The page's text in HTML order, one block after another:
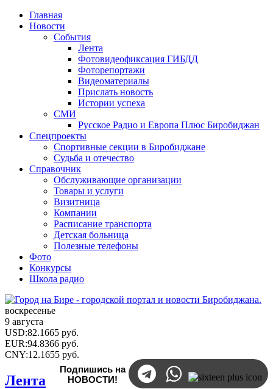
Главная
Новости
События
Лента
Фотовидеофиксация ГИБДД
Фоторепортажи
Видеоматериалы
Прислать новость
Истории успеха
СМИ
Русское Радио и Европа Плюс Биробиджан
Спецпроекты
Спортивные секции в Биробиджане
Судьба и отечество
Справочник
Обслуживающие организации
Товары и услуги
Визитница
Компании
Расписание транспорта
Детская больница
Полезные телефоны
Фото
Конкурсы
Школа радио
воскресенье
9 августа
USD:82.1665 руб.
EUR:94.8366 руб.
CNY:12.1655 руб.
Подпишись на
НОВОСТИ!
Лента